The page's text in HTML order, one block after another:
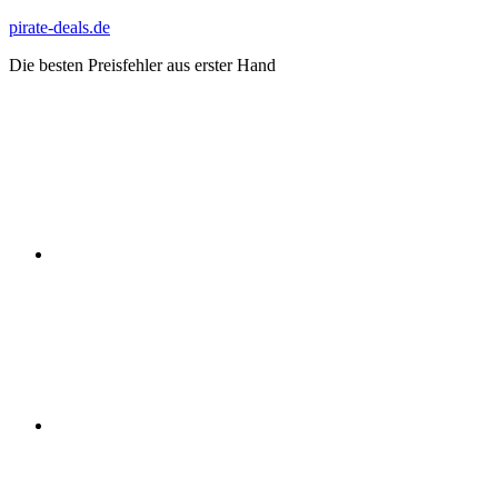
Zum
springen
pirate-deals.de
Die besten Preisfehler aus erster Hand